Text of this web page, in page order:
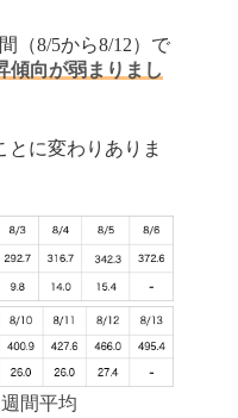
（8/5から8/12）で
傾向が弱まりまし
とに変わりありま
間平均